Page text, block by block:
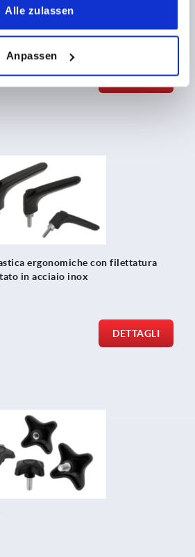
Alle zulassen
Anpassen
ergonomiche con filettatura
DETTAGLI
ergonomiche con filettatura
in acciaio inox
DETTAGLI